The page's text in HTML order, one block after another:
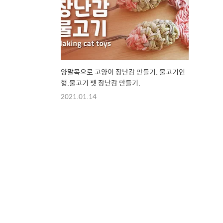
양말목으로 고양이 장난감 만들기. 물고기인
형.물고기 펫 장난감 만들기.
2021.01.14